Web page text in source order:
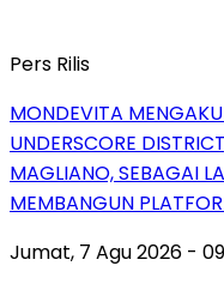
Pers Rilis
MONDEVITA
UNDERSCORE
MAGLIANO, SEBAGAI
MEMBANGUN
Jumat, 7 Agu 2026 -